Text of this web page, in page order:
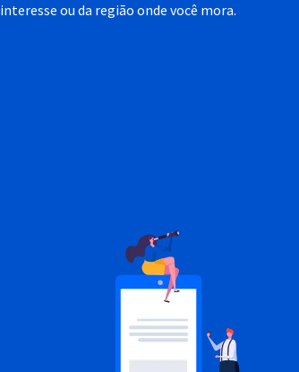
interesse ou da região onde você mora.